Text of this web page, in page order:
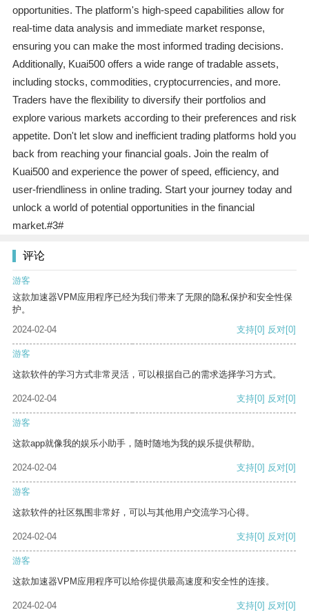
opportunities. The platform's high-speed capabilities allow for
real-time data analysis and immediate market response,
ensuring you can make the most informed trading decisions.
Additionally, Kuai500 offers a wide range of tradable assets,
including stocks, commodities, cryptocurrencies, and more.
Traders have the flexibility to diversify their portfolios and
explore various markets according to their preferences and risk
appetite. Don't let slow and inefficient trading platforms hold you
back from reaching your financial goals. Join the realm of
Kuai500 and experience the power of speed, efficiency, and
user-friendliness in online trading. Start your journey today and
unlock a world of potential opportunities in the financial
market.#3#
评论
游客
这款加速器VPM应用程序已经为我们带来了无限的隐私保护和安全性保
护。
2024-02-04
支持[0] 反对[0]
游客
这款软件的学习方式非常灵活，可以根据自己的需求选择学习方式。
2024-02-04 支持[0] 反对[0]
游客
这款app就像我的娱乐小助手，随时随地为我的娱乐提供帮助。
2024-02-04 支持[0] 反对[0]
游客
这款软件的社区氛围非常好，可以与其他用户交流学习心得。
2024-02-04 支持[0] 反对[0]
游客
这款加速器VPM应用程序可以给你提供最高速度和安全性的连接。
2024-02-04 支持[0] 反对[0]